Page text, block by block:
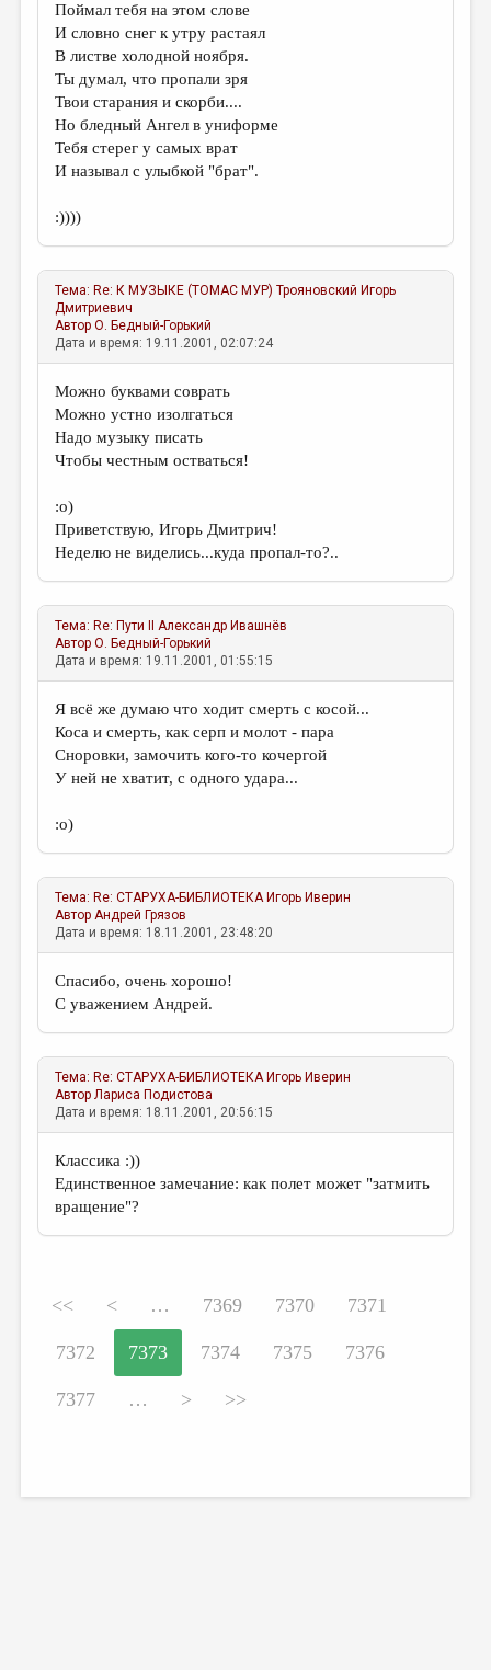
Поймал тебя на этом слове
И словно снег к утру растаял
В листве холодной ноября.
Ты думал, что пропали зря
Твои старания и скорби....
Но бледный Ангел в униформе
Тебя стерег у самых врат
И называл с улыбкой "брат".
:))))
Тема: Re: К МУЗЫКЕ (ТОМАС МУР) Трояновский Игорь
Дмитриевич
АвторО. Бедный-Горький
Дата и время: 19.11.2001, 02:07:24
Можно буквами соврать
Можно устно изолгаться
Надо музыку писать
Чтобы честным остваться!
:о)
Приветствую, Игорь Дмитрич!
Неделю не виделись...куда пропал-то?..
Тема: Re: Пути II
Александр Ивашнёв
АвторО. Бедный-Горький
Дата и время: 19.11.2001, 01:55:15
Я всё же думаю что ходит смерть с косой...
Коса и смерть, как серп и молот - пара
Сноровки, замочить кого-то кочергой
У ней не хватит, с одного удара...
:о)
Тема: Re: СТАРУХА-БИБЛИОТЕКА Игорь Иверин
АвторАндрей Грязов
Дата и время: 18.11.2001, 23:48:20
Спасибо, очень хорошо!
С уважением Андрей.
Тема: Re: СТАРУХА-БИБЛИОТЕКА Игорь Иверин
АвторЛариса Подистова
Дата и время: 18.11.2001, 20:56:15
Классика :))
Единственное замечание: как полет может "затмить
вращение"?
<< < … 7369 7370 7371
7372 7373 7374 7375 7376
7377 … > >>